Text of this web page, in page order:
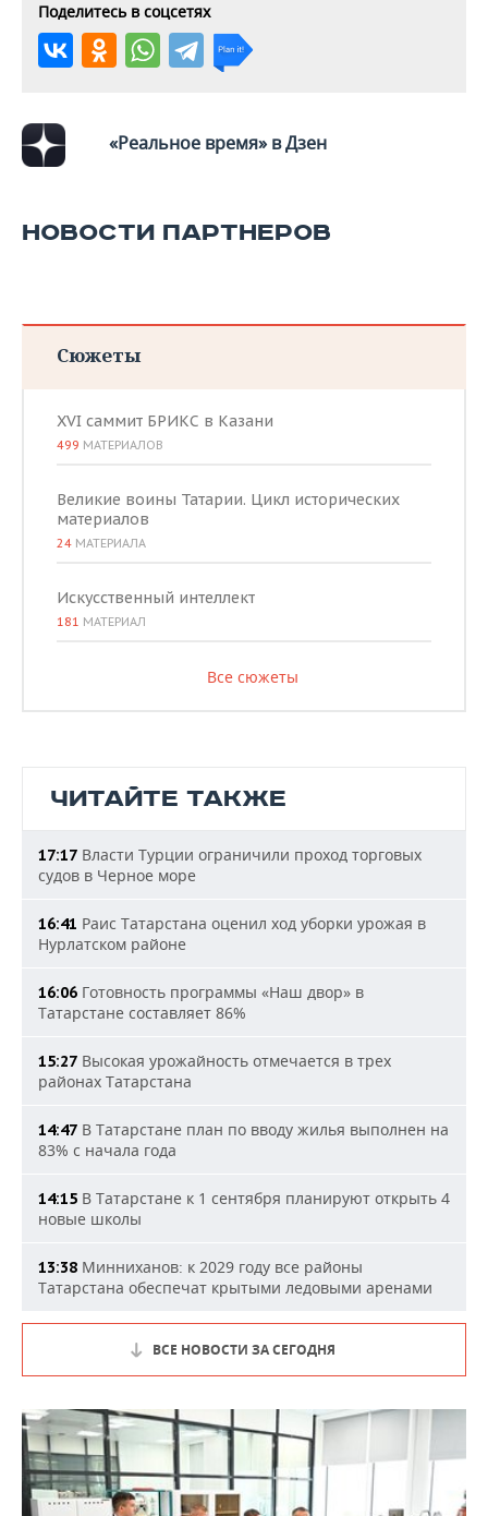
Поделитесь в соцсетях
«Реальное время» в Дзен
НОВОСТИ ПАРТНЕРОВ
Сюжеты
XVI саммит БРИКС в Казани
499 МАТЕРИАЛОВ
Великие воины Татарии. Цикл исторических
материалов
24 МАТЕРИАЛА
Искусственный интеллект
181 МАТЕРИАЛ
Все сюжеты
ЧИТАЙТЕ ТАКЖЕ
17:17 Власти Турции ограничили проход торговых
судов в Черное море
16:41 Раис Татарстана оценил ход уборки урожая в
Нурлатском районе
16:06 Готовность программы «Наш двор» в
Татарстане составляет 86%
15:27 Высокая урожайность отмечается в трех
районах Татарстана
14:47 В Татарстане план по вводу жилья выполнен на
83% с начала года
14:15 В Татарстане к 1 сентября планируют открыть 4
новые школы
13:38 Минниханов: к 2029 году все районы
Татарстана обеспечат крытыми ледовыми аренами
ВСЕ НОВОСТИ ЗА СЕГОДНЯ